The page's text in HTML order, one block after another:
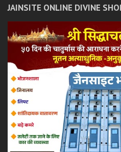
JAINSITE ONLINE DIVINE